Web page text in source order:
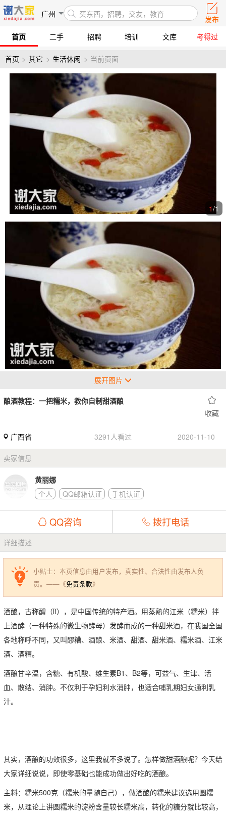
广州 买东西，招聘，交友，教育
发布
首页
二手 招聘 培训 文库 考得过
首页 > 其它 > 生活休闲 > 当前页面
1/1
展开图片
酿酒教程：一把糯米，教你自制甜酒酿
收藏
广西省 3291人看过 2020-11-10
卖家信息
黄丽娜
个人
QQ邮箱认证 手机认证
QQ咨询 拨打电话
详细描述
小贴士：本页信息由用户发布，真实性、合法性由发布人负
责。——《免责条款》
酒酿，古称醴（lǐ），是中国传统的特产酒。用蒸熟的江米（糯米）拌
上酒酵（一种特殊的微生物酵母）发酵而成的一种甜米酒，在我国全国
各地称呼不同，又叫醪糟、酒酿、米酒、甜酒、甜米酒、糯米酒、江米
酒、酒糟。
酒酿甘辛温，含糖、有机酸、维生素B1、B2等，可益气、生津、活
血、散结、消肿。不仅利于孕妇利水消肿，也适合哺乳期妇女通利乳
汁。
其实，酒酿的功效很多，这里我就不多说了。怎样做甜酒酿呢？今天给
大家详细说说，即使零基础也能成功做出好吃的酒酿。
主料：糯米500克（糯米的量随自己），做酒酿的糯米建议选用圆糯
米，从理论上讲圆糯米的淀粉含量较长糯米高，转化的糖分就比较高，